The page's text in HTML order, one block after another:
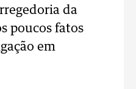
da
poucos fatos
em